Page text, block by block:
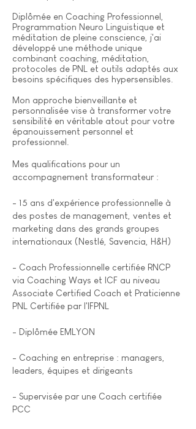
Diplômée en Coaching Professionnel,
Programmation Neuro Linguistique et
méditation de pleine conscience, j'ai
développé une méthode unique
combinant coaching, méditation,
protocoles de PNL et outils adaptés aux
besoins spécifiques des hypersensibles.
Mon approche bienveillante et
personnalisée vise à transformer votre
sensibilité en véritable atout pour votre
épanouissement personnel et
professionnel.
Mes qualifications pour un
accompagnement transformateur :
- 15 ans d'expérience professionnelle à
des postes de management, ventes et
marketing dans des grands groupes
internationaux (Nestlé, Savencia, H&H)​
- Coach Professionnelle certifiée RNCP
via Coaching Ways et ICF au niveau
Associate Certified Coach et Praticienne
PNL Certifiée par l'IFPNL
- Diplômée EMLYON
- Coaching en entreprise : managers,
leaders, équipes et dirigeants ​​​
- Supervisée par une Coach certifiée
PCC